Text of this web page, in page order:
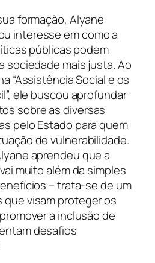
formação, Alyane
interesse em como a
públicas podem
sociedade mais justa. Ao
“Assistência Social e os
ele buscou aprofundar
sobre as diversas
pelo Estado para quem
de vulnerabilidade.
aprendeu que a
muito além da simples
– trata-se de um
visam proteger os
a inclusão de
desafios